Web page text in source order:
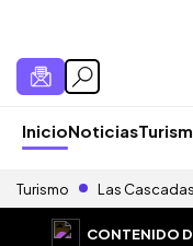
InicioNoticias
Turismo Las Cascadas
CONTENIDO